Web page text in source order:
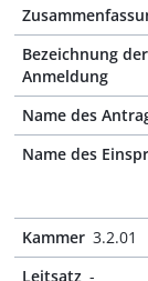
Bezeichnung der
Anmeldung
Name des
Name des
Kammer 3.2.01
Leitsatz -